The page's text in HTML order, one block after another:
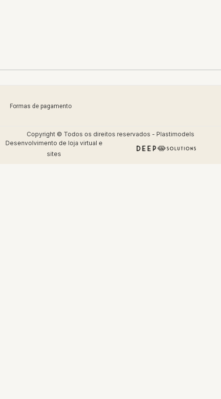
Formas de pagamento
Copyright © Todos os direitos reservados - Plastimodels
Desenvolvimento de loja virtual e
sites